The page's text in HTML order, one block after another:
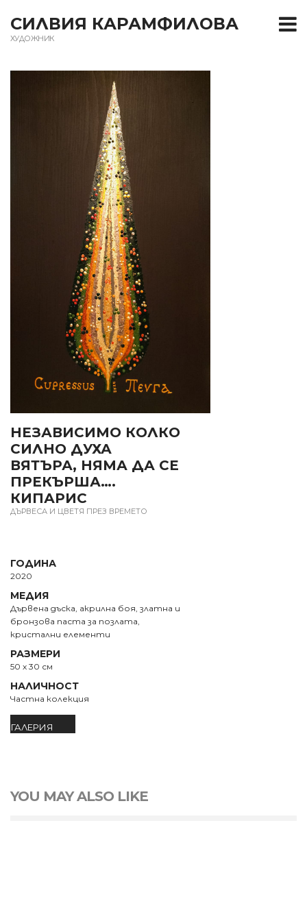
СИЛВИЯ КАРАМФИЛОВА
ХУДОЖНИК
НЕЗАВИСИМО КОЛКО
СИЛНО ДУХА
ВЯТЪРА, НЯМА ДА СЕ
ПРЕКЪРША….
КИПАРИС
ДЪРВЕСА И ЦВЕТЯ ПРЕЗ ВРЕМЕТО
ГОДИНА
2020
МЕДИЯ
Дървена дъска, акрилна боя, златна и
бронзова паста за позлата,
кристални елементи
РАЗМЕРИ
50 х 30 см
НАЛИЧНОСТ
Частна колекция
ГАЛЕРИЯ
YOU MAY ALSO LIKE